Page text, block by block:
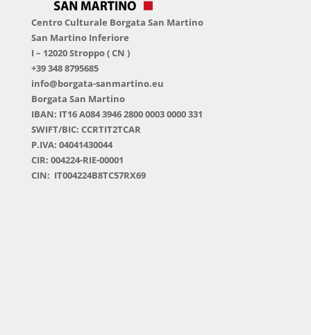
Centro Culturale Borgata San Martino
San Martino Inferiore
I – 12020 Stroppo ( CN )
+39 348 8795685
info@borgata-sanmartino.eu
Borgata San Martino
IBAN: IT16 A084 3946 2800 0003 0000 331
SWIFT/BIC: CCRTIT2TCAR
P.IVA: 04041430044
CIR: 004224-RIE-00001
CIN: IT004224B8TC57RX69